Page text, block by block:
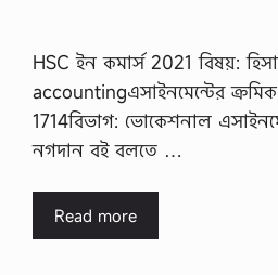
HSC ইন কমার্স 2021 বিষয়:
accountingএসাইনমেন্টের
1714বিভাগ: ভোকেশনাল
নগদান বই বলতে …
Read more